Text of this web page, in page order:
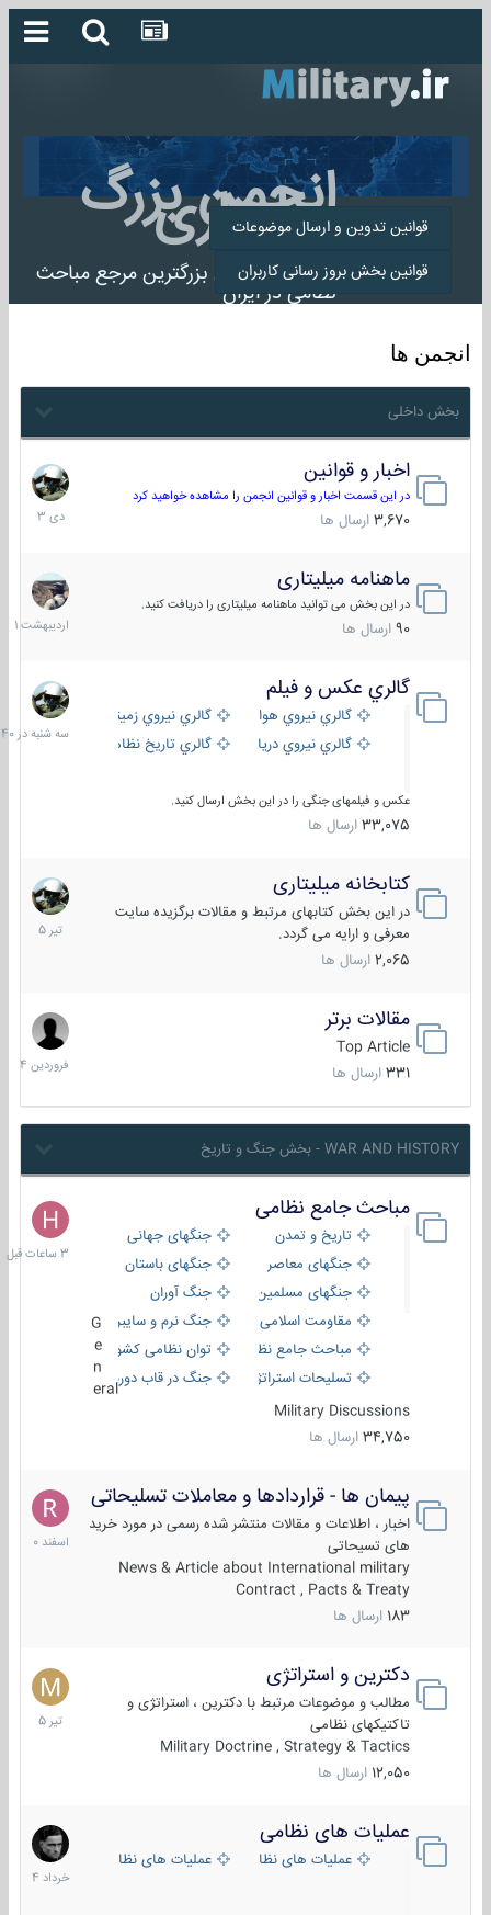
انجمن بزرگ
میلیتاری
انجمن میلیتاری بزرگترین مرجع مباحث
نظامی در ایران
قوانین تدوین و ارسال موضوعات
قوانین بخش بروز رسانی کاربران
انجمن ها
بخش داخلی
اخبار و قوانین
در این قسمت اخبار و قوانین انجمن را مشاهده خواهید کرد
3,670 ارسال ها
22
دی
1403
ماهنامه میلیتاری
در این بخش می توانید ماهنامه میلیتاری را دریافت کنید.
90 ارسال ها
30
1401
گالري عكس و فيلم
گالري نيروي هوايي
گالري نيروي زميني
گالري نيروي دريايي
گالري تاریخ نظامی
عکس و فیلمهای جنگی را در این بخش ارسال کنید.
33,075 ارسال ها
سه
شنبه
در
کتابخانه میلیتاری
در این بخش کتابهای مرتبط و مقالات برگزیده سایت
معرفی و ارایه می گردد.
2,065 ارسال ها
16
تیر
1405
مقالات برتر
Top Article
331 ارسال ها
29
فروردین
1404
WAR AND HISTORY - بخش جنگ و تاریخ
مباحث جامع نظامی
تاریخ و تمدن
جنگهای جهانی
جنگهای معاصر
جنگهای باستان
جنگهای مسلمین
جنگ آوران
مقاومت اسلامی
جنگ نرم و سایبری
مباحث جامع نظامی
توان نظامی کشورها
تسلیحات استراتژیک
جنگ در قاب دوربین
eral
Military Discussions
34,750 ارسال ها
3
ساعات
قبل
پیمان ها - قراردادها و معاملات تسلیحاتی
اخبار ، اطلاعات و مقالات منتشر شده رسمی در مورد خرید
های تسیحاتی
News & Article about International military
Contract , Pacts & Treaty
183 ارسال ها
7
اسفند
1400
دکترین و استراتژی
مطالب و موضوعات مرتبط با دکترین ، استراتژی و
تاکتیکهای نظامی
Military Doctrine , Strategy & Tactics
12,050 ارسال ها
27
تیر
1405
عملیات های نظامی
عملیات های نظامی ایرانعملیات های نظامی خارجی
5
خرداد
1404